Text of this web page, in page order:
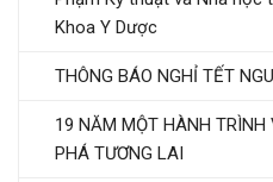
Khoa Y Dược
THÔNG BÁO NGHỈ TẾT
19 NĂM MỘT HÀNH
PHÁ TƯƠNG LAI